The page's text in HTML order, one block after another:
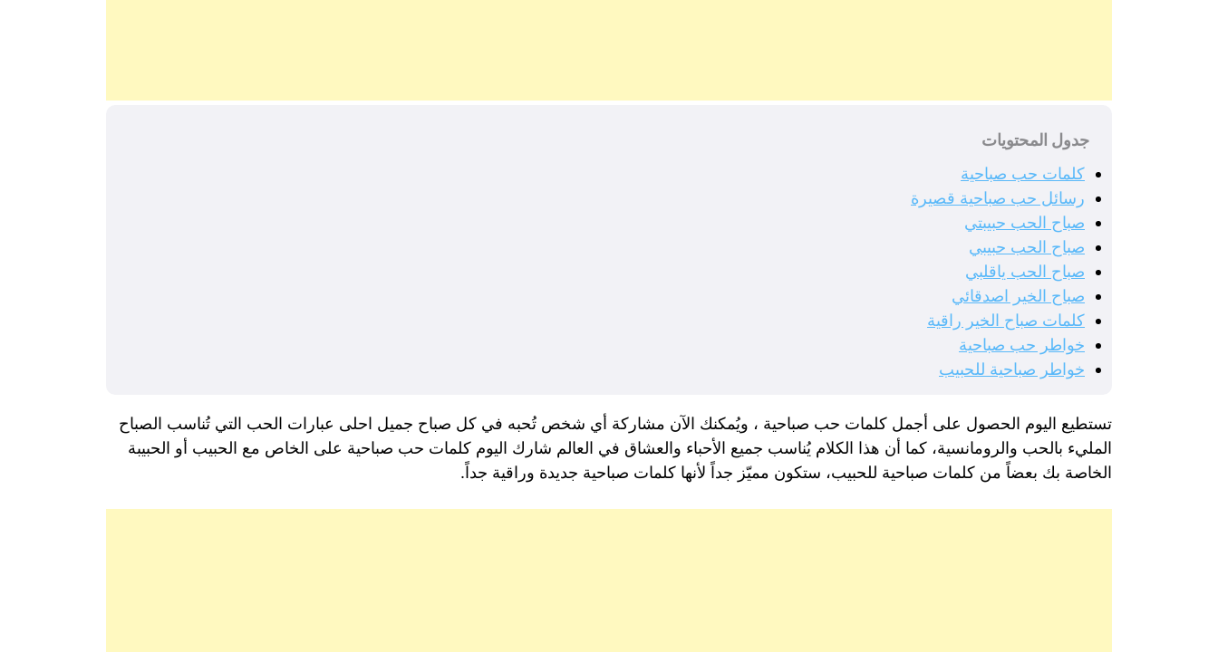
جدول المحتويات
كلمات حب صباحية
رسائل حب صباحية قصيرة
صباح الحب حبيبتي
صباح الحب حبيبي
صباح الحب ياقلبي
صباح الخير اصدقائي
كلمات صباح الخير راقية
خواطر حب صباحية
خواطر صباحية للحبيب
تستطيع اليوم الحصول على أجمل كلمات حب صباحية ، ويُمكنك الآن مشاركة أي شخص تُحبه في كل صباح جميل احلى عبارات الحب التي تُناسب الصباح
المليء بالحب والرومانسية، كما أن هذا الكلام يُناسب جميع الأحباء والعشاق في العالم شارك اليوم كلمات حب صباحية على الخاص مع الحبيب أو الحبيبة
الخاصة بك بعضاً من كلمات صباحية للحبيب، ستكون مميّز جداً لأنها كلمات صباحية جديدة وراقية جداً.